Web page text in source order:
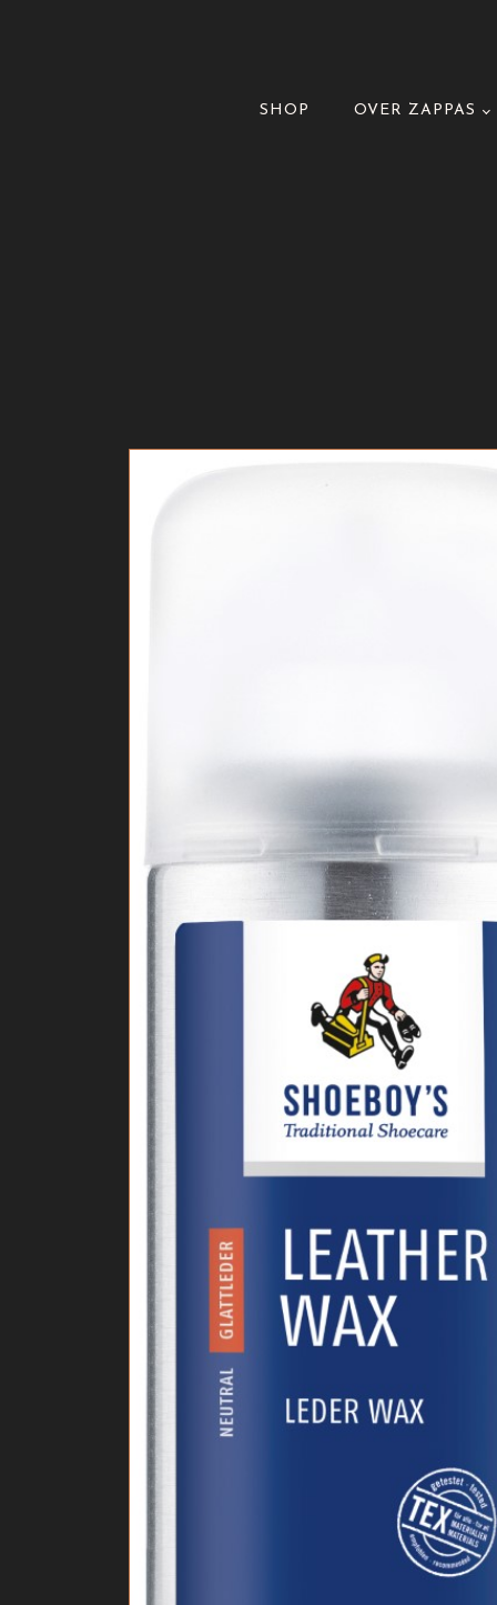
SHOP OVER ZAPPAS